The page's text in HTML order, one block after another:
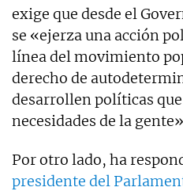
exige que desde el
se «ejerza una acción
línea del movimiento
derecho de
desarrollen políticas
necesidades de la
Por otro lado, ha
presidente del